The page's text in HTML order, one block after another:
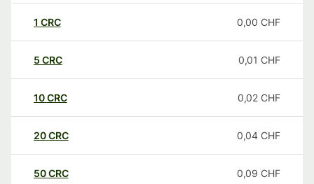
1 CRC 0,00 CHF
5 CRC 0,01 CHF
10CRC 0,02 CHF
20CRC 0,04 CHF
50CRC 0,09 CHF